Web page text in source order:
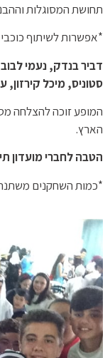
תחושת המסוגלות
*אפשרות לשיתוף כוכבי
דביר בנדק, נעמי לבוב,
סטוניס, מיכל קירזון,
הארץ.
הטבה לחברי מועדון
*כמות השחקנים